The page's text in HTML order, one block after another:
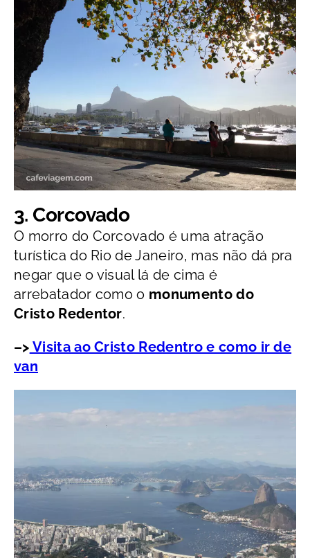
3. Corcovado
O morro do Corcovado é uma atração
turística do Rio de Janeiro, mas não dá pra
negar que o visual lá de cima é
arrebatador como o monumento do
Cristo Redentor.
–> Visita ao Cristo Redentro e como ir de
van